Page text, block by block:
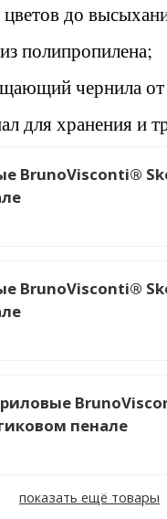
до
полипропилена;
чернила
для хранения и
BrunoVisconti®
BrunoVisconti®
пенале
показать ещё товары